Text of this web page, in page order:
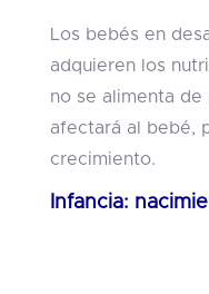
Los bebés en
adquieren los
no se alimenta de
afectará al bebé,
crecimiento.
Infancia: